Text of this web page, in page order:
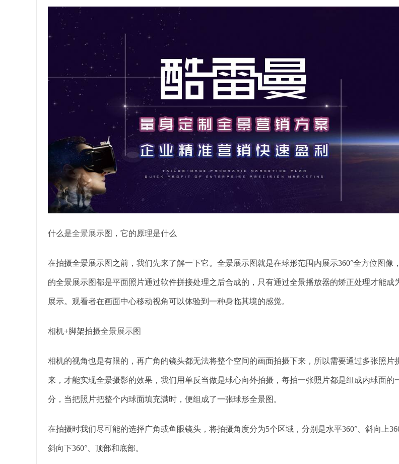
什么是全景展示图，它的原理是什么
在拍摄全景展示图之前，我们先来了解一下它。全景展示图就是在球形范围内展示360°全方位图像
的全景展示图都是平面照片通过软件拼接处理之后合成的，只有通过全景播放器的矫正处理才能成
展示。观看者在画面中心移动视角可以体验到一种身临其境的感觉。
相机+脚架拍摄全景展示图
相机的视角也是有限的，再广角的镜头都无法将整个空间的画面拍摄下来，所以需要通过多张照片
来，才能实现全景摄影的效果，我们用单反当做是球心向外拍摄，每拍一张照片都是组成内球面的
分，当把照片把整个内球面填充满时，便组成了一张球形全景图。
在拍摄时我们尽可能的选择广角或鱼眼镜头，将拍摄角度分为5个区域，分别是水平360°、斜向上
斜向下360°、顶部和底部。